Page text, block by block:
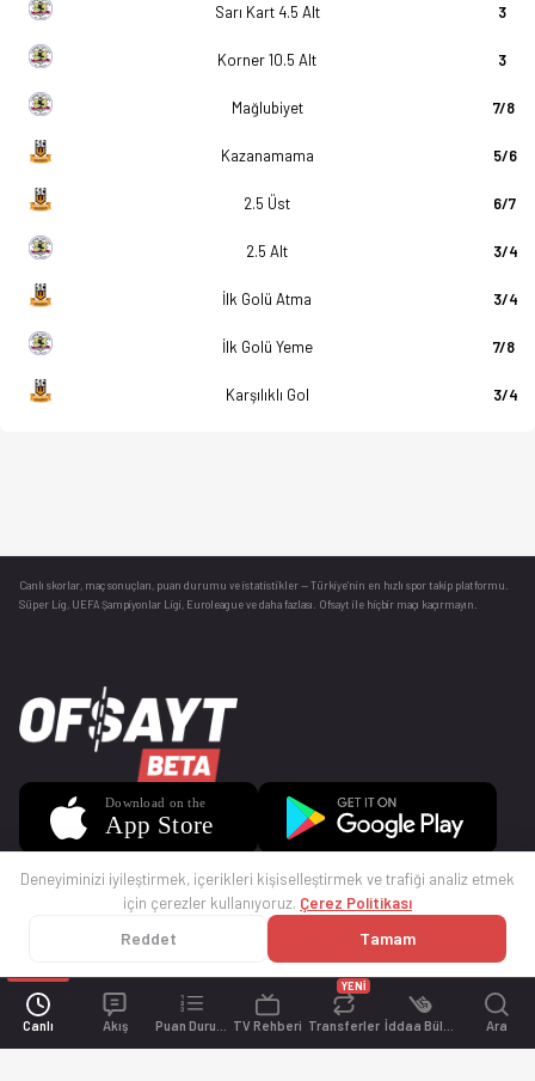
Canlı Akış TV Rehberi Transferler
YENİ
Ara
Sarı Kart 4.5 Alt 3
Korner 10.5 Alt 3
Mağlubiyet 7/8
Kazanamama 5/6
2.5 Üst 6/7
2.5 Alt 3/4
İlk Golü Atma 3/4
İlk Golü Yeme 7/8
Karşılıklı Gol 3/4
Canlı skorlar , maç sonuçları, puan durumu ve istatistikler — Türkiye’nin en hızlı spor takip platformu.
Süper Lig, UEFA Şampiyonlar Ligi, Euroleague ve daha fazlası. Ofsayt ile hiçbir maçı kaçırmayın.
© 2025 Ofsayt
Deneyiminizi iyileştirmek, içerikleri kişiselleştirmek ve trafiği analiz etmek
için çerezler kullanıyoruz. Çerez Politikası
Reddet Tamam